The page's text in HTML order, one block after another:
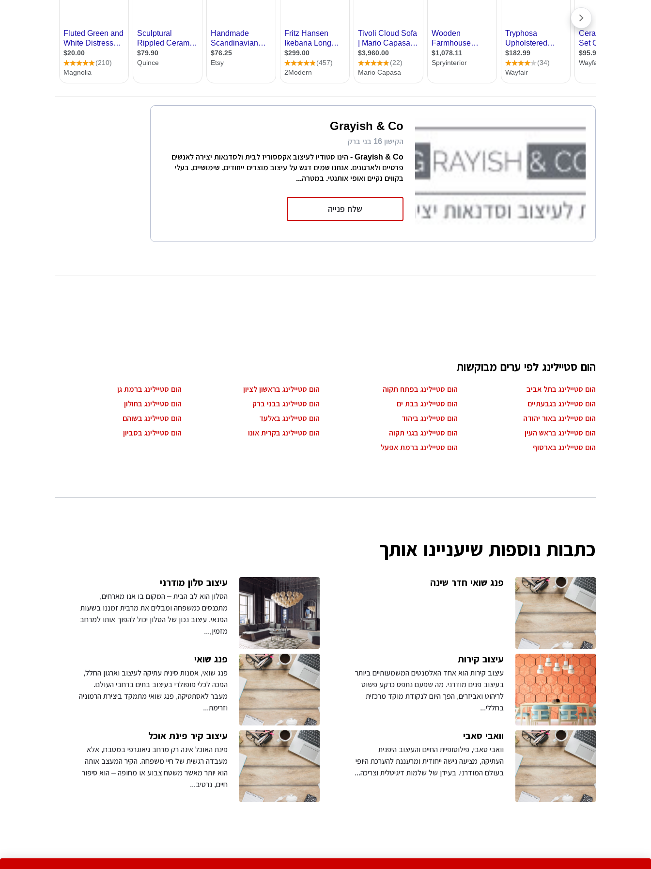
עיצוב סלון קטן
עיצוב לובי בניין
עיצוב דירת קבלן
עיצוב חנויות
Grayish & Co
הקישון 16 בני ברק
Grayish & Co - הינו סטודיו לעיצוב אקססוריז לבית ולסדנאות יצירה לאנשים
פרטיים ולארגונים. אנחנו שמים דגש על עיצוב מוצרים ייחודים, שימושיים, בעלי
בקווים נקיים ואופי אותנטי. במטרה...
שלח פנייה
הום סטיילינג לפי ערים מבוקשות
הום סטיילינג בתל אביב הום סטיילינג בפתח תקוה הום סטיילינג בראשון לציון
הום סטיילינג ברמת גן
הום סטיילינג בגבעתיים
הום סטיילינג בבת ים הום סטיילינג בבני ברק
הום סטיילינג בחולון
הום סטיילינג באור יהודה
הום סטיילינג ביהוד הום סטיילינג באלעד
הום סטיילינג בשוהם
הום סטיילינג בראש העין
הום סטיילינג בגני תקוה הום סטיילינג בקרית אונו
הום סטיילינג בסביון
הום סטיילינג בארסוף
הום סטיילינג ברמת אפעל
כתבות נוספות שיעניינו אותך
פנג שואי חדר שינה עיצוב סלון מודרני
הסלון הוא לב הבית – המקום בו אנו מארחים,
מתכנסים כמשפחה ומבלים את מרבית זמננו בשעות
הפנאי. עיצוב נכון של הסלון יכול להפוך אותו למרחב
מזמין,...
עיצוב קירות
עיצוב קירות הוא אחד האלמנטים המשמעותיים ביותר
בעיצוב פנים מודרני. מה שפעם נתפס כרקע פשוט
לריהוט ואביזרים, הפך היום לנקודת מוקד מרכזית
בחללי...
פנג שואי
פנג שואי, אמנות סינית עתיקה לעיצוב וארגון החלל,
הפכה לכלי פופולרי בעיצוב בתים ברחבי העולם.
מעבר לאסתטיקה, פנג שואי מתמקד ביצירת הרמוניה
וזרימת...
וואבי סאבי
וואבי סאבי, פילוסופיית החיים והעיצוב היפנית
העתיקה, מציעה גישה ייחודית ומרעננת להערכת היופי
בעולם המודרני. בעידן של שלמות דיגיטלית וצריכה...
עיצוב קיר פינת אוכל
פינת האוכל אינה רק מרחב גיאוגרפי במטבח, אלא
מעבדה רגשית של חיי משפחה. הקיר המעצב אותה
הוא יותר מאשר משטח צבוע או מחופה – הוא סיפור
חיים, נרטיב...